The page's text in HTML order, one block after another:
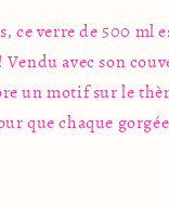
ce verre de 500 ml
avec son
un motif sur le
que chaque